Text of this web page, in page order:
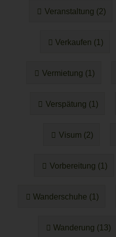
Veranstaltung (2)
Verkaufen (1)
Vermietung (1)
Verspätung (1)
Visum (2)
Vorbereitung (1)
Wanderschuhe (1)
Wanderung (13)